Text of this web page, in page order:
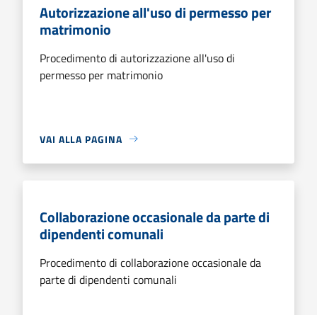
Autorizzazione all'uso di permesso per
matrimonio
Procedimento di autorizzazione all'uso di
permesso per matrimonio
VAI ALLA PAGINA
Collaborazione occasionale da parte di
dipendenti comunali
Procedimento di collaborazione occasionale da
parte di dipendenti comunali